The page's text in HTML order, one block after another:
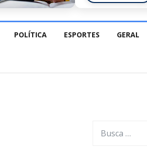
POLÍTICA ESPORTES GERAL